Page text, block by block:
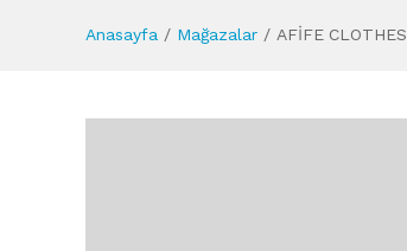
Anasayfa Mağazalar AFİFE CLOTHES